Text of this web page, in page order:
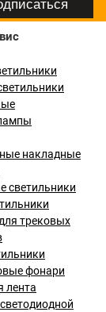
накладные
светильники
трековых
фонари
лента